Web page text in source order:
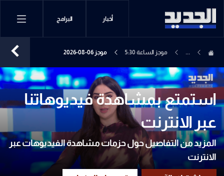
أخبار البرامج
... موجز الساعة 5:30 موجز 06-08-2026
استمتع بمشاهدة فيديوهاتنا
عبر الانترنت
المزيد من التفاصيل حول حزمات مشاهدة الفيديوهات عبر
الانترنت